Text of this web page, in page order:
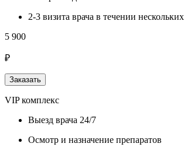
2-3 визита врача в течении
5 900
₽
Заказать
VIP комплекс
Выезд врача 24/7
Осмотр и назначение препаратов